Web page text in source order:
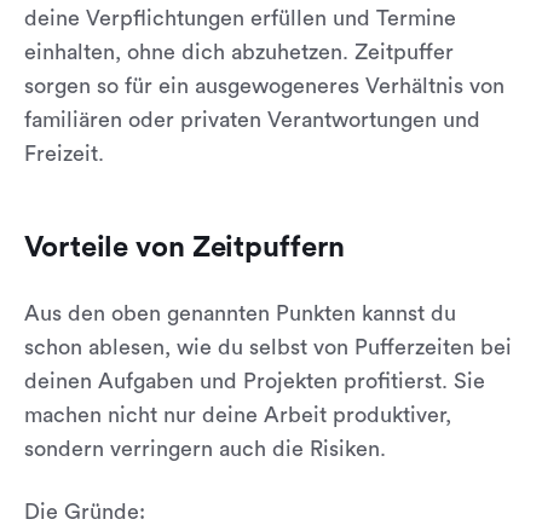
deine Verpflichtungen erfüllen und Termine
einhalten, ohne dich abzuhetzen. Zeitpuffer
sorgen so für ein ausgewogeneres Verhältnis von
familiären oder privaten Verantwortungen und
Freizeit.
Vorteile von Zeitpuffern
Aus den oben genannten Punkten kannst du
schon ablesen, wie du selbst von Pufferzeiten bei
deinen Aufgaben und Projekten profitierst. Sie
machen nicht nur deine Arbeit produktiver,
sondern verringern auch die Risiken.
Die Gründe: